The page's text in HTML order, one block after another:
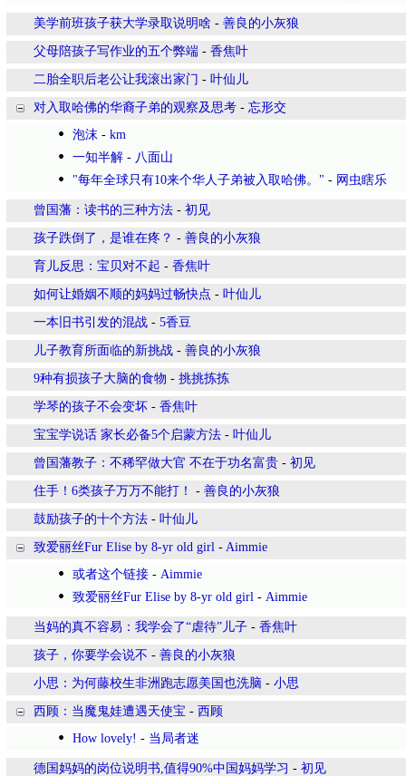
美学前班孩子获大学录取说明啥 - 善良的小灰狼
父母陪孩子写作业的五个弊端 - 香焦叶
二胎全职后老公让我滚出家门 - 叶仙儿
对入取哈佛的华裔子弟的观察及思考 - 忘形交
泡沫 - km
一知半解 - 八面山
"每年全球只有10来个华人子弟被入取哈佛。" - 网虫瞎乐
曾国藩：读书的三种方法 - 初见
孩子跌倒了，是谁在疼？ - 善良的小灰狼
育儿反思：宝贝对不起 - 香焦叶
如何让婚姻不顺的妈妈过畅快点 - 叶仙儿
一本旧书引发的混战 - 5香豆
儿子教育所面临的新挑战 - 善良的小灰狼
9种有损孩子大脑的食物 - 挑挑拣拣
学琴的孩子不会变坏 - 香焦叶
宝宝学说话 家长必备5个启蒙方法 - 叶仙儿
曾国藩教子：不稀罕做大官 不在于功名富贵 - 初见
住手！6类孩子万万不能打！ - 善良的小灰狼
鼓励孩子的十个方法 - 叶仙儿
致爱丽丝Fur Elise by 8-yr old girl - Aimmie
或者这个链接 - Aimmie
致爱丽丝Fur Elise by 8-yr old girl - Aimmie
当妈的真不容易：我学会了“虐待”儿子 - 香焦叶
孩子，你要学会说不 - 善良的小灰狼
小思：为何藤校生非洲跑志愿美国也洗脑 - 小思
西顾：当魔鬼娃遭遇天使宝 - 西顾
How lovely! - 当局者迷
德国妈妈的岗位说明书,值得90%中国妈妈学习 - 初见